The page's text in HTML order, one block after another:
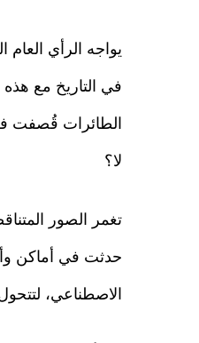
يواجه الرأي العام
في التاريخ مع
الطائرات قُصفت
لا؟
تغمر الصور
حدثت في أماكن
الاصطناعي،